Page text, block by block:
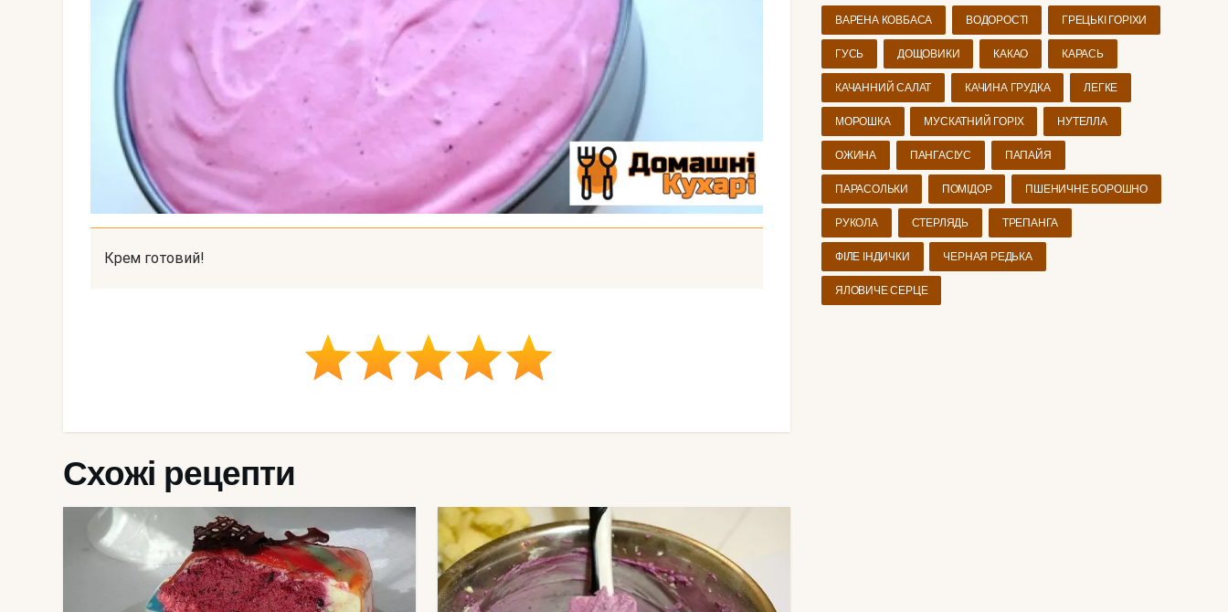
Крем готовий!
Схожі рецепти
ВАРЕНА КОВБАСА ВОДОРОСТІ ГРЕЦЬКІ ГОРІХИ
ГУСЬ ДОЩОВИКИ КАКАО КАРАСЬ
КАЧАННИЙ САЛАТ КАЧИНА ГРУДКА ЛЕГКЕ
МОРОШКА МУСКАТНИЙ ГОРІХ НУТЕЛЛА
ОЖИНА ПАНГАСІУС ПАПАЙЯ
ПАРАСОЛЬКИ ПОМІДОР ПШЕНИЧНЕ БОРОШНО
РУКОЛА СТЕРЛЯДЬ ТРЕПАНГА
ФІЛЕ ІНДИЧКИ ЧЕРНАЯ РЕДЬКА
ЯЛОВИЧЕ СЕРЦЕ